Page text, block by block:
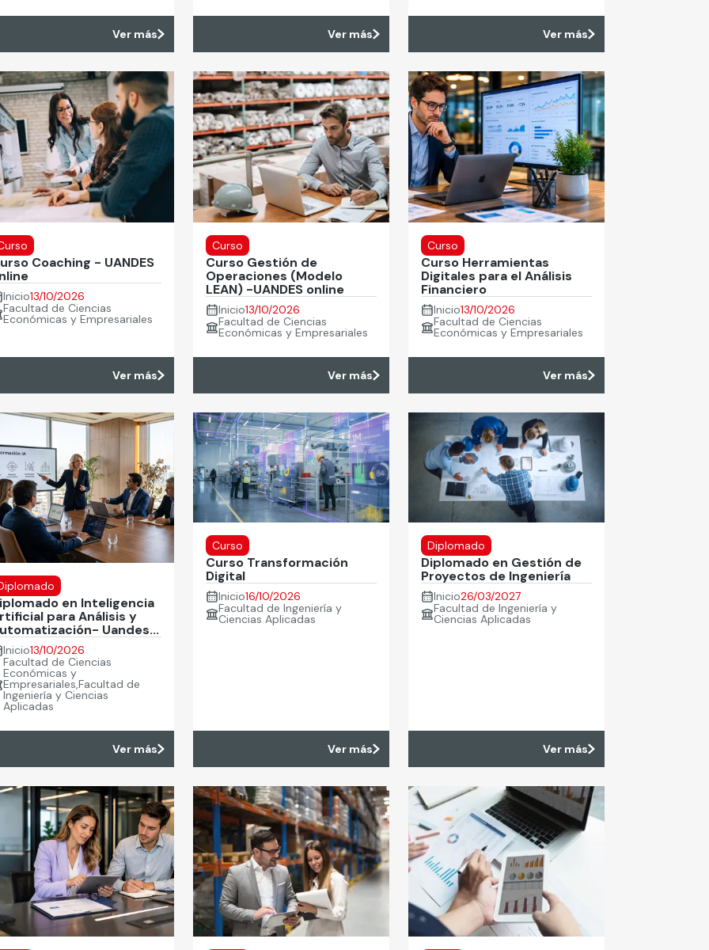
Ver más Ver más Ver más
Coaching - UANDES
Inicio13/10/2026
Facultad de Ciencias
Económicas y Empresariales
Ver más
Curso
Curso Gestión de
Operaciones (Modelo
LEAN) -UANDES online
Inicio13/10/2026
Facultad de Ciencias
Económicas y Empresariales
Ver más
Curso
Curso Herramientas
Digitales para el Análisis
Financiero
Inicio13/10/2026
Facultad de Ciencias
Económicas y Empresariales
Ver más
en Inteligencia
para Análisis y
Uandes...
Inicio13/10/2026
Facultad de Ciencias
Económicas y
Empresariales,Facultad de
Ingeniería y Ciencias
Aplicadas
Ver más
Curso
Curso Transformación
Digital
Inicio16/10/2026
Facultad de Ingeniería y
Ciencias Aplicadas
Ver más
Diplomado
Diplomado en Gestión de
Proyectos de Ingeniería
Inicio26/03/2027
Facultad de Ingeniería y
Ciencias Aplicadas
Ver más